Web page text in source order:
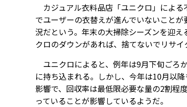
カジュアル衣料品店「ユニクロ」によ
でユーザーの衣替えが進んでいないこと
況だという。年末の大掃除シーズンを迎
クロのダウンがあれば、捨てないでリサイ
ユニクロによると、例年は9月下旬ごろ
に持ち込まれる。しかし、今年は10月以
影響で、回収率は最低限必要な量の2割程
っていることが影響しているようだ。